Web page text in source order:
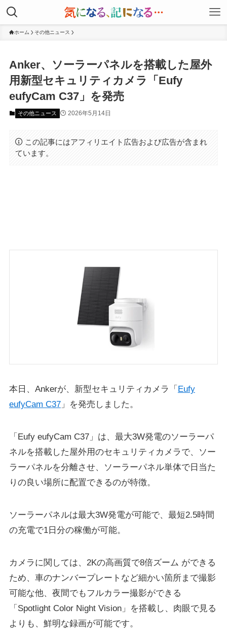
ホーム その他ニュース
Anker、ソーラーパネルを搭載した屋外
用新型セキュリティカメラ「Eufy
eufyCam C37」を発売
その他ニュース 2026年5月14日
この記事にはアフィリエイト広告および広告が含まれ
ています。
本日、Ankerが、新型セキュリティカメラ「 Eufy
eufyCam C37」を発売しました。
「Eufy eufyCam C37」は、最大3W発電のソーラーパ
ネルを搭載した屋外用のセキュリティカメラで、ソー
ラーパネルを分離させ、ソーラーパネル単体で日当た
りの良い場所に配置できるのが特徴。
ソーラーパネルは最大3W発電が可能で、最短2.5時間
の充電で1日分の稼働が可能。
カメラに関しては、2Kの高画質で8倍ズーム ができる
ため、車のナンバープレートなど細かい箇所まで撮影
可能な他、夜間でもフルカラー撮影ができる
「Spotlight Color Night Vision」を搭載し、肉眼で見る
よりも、鮮明な録画が可能です。